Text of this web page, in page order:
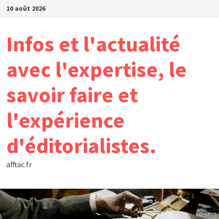
Passer
10 août 2026
Infos et l'actualité
avec l'expertise, le
savoir faire et
l'expérience
d'éditorialistes.
afftac.fr